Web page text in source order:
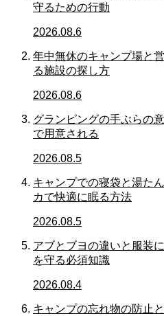
守るための行動
2026.08.6
年中無休のキャンプ場と
る施設の探し方
2026.08.6
グランピングの手ぶらの
で用意される
2026.08.5
キャンプでの寝袋と湯た
カで快適に眠る方法
2026.08.5
アブとブヨの違いと服装
を守る必須知識
2026.08.4
キャンプの忘れ物の防止